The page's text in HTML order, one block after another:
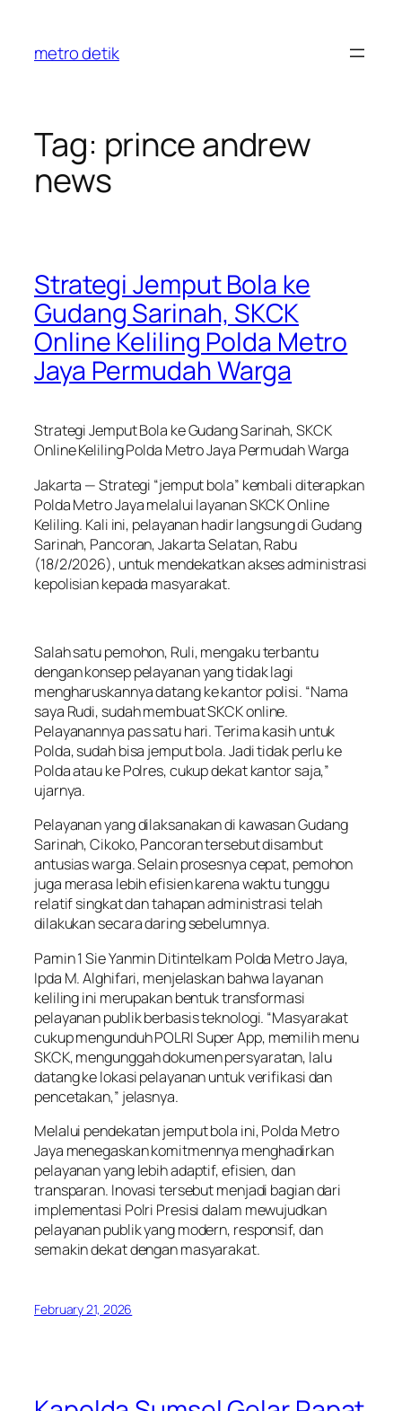
content
metro detik
Tag: prince andrew
news
Strategi Jemput Bola ke
Gudang Sarinah, SKCK
Online Keliling Polda Metro
Jaya Permudah Warga
Strategi Jemput Bola ke Gudang Sarinah, SKCK
Online Keliling Polda Metro Jaya Permudah Warga
Jakarta — Strategi “jemput bola” kembali diterapkan
Polda Metro Jaya melalui layanan SKCK Online
Keliling. Kali ini, pelayanan hadir langsung di Gudang
Sarinah, Pancoran, Jakarta Selatan, Rabu
(18/2/2026), untuk mendekatkan akses administrasi
kepolisian kepada masyarakat.
Salah satu pemohon, Ruli, mengaku terbantu
dengan konsep pelayanan yang tidak lagi
mengharuskannya datang ke kantor polisi. “Nama
saya Rudi, sudah membuat SKCK online.
Pelayanannya pas satu hari. Terima kasih untuk
Polda, sudah bisa jemput bola. Jadi tidak perlu ke
Polda atau ke Polres, cukup dekat kantor saja,”
ujarnya.
Pelayanan yang dilaksanakan di kawasan Gudang
Sarinah, Cikoko, Pancoran tersebut disambut
antusias warga. Selain prosesnya cepat, pemohon
juga merasa lebih efisien karena waktu tunggu
relatif singkat dan tahapan administrasi telah
dilakukan secara daring sebelumnya.
Pamin 1 Sie Yanmin Ditintelkam Polda Metro Jaya,
Ipda M. Alghifari, menjelaskan bahwa layanan
keliling ini merupakan bentuk transformasi
pelayanan publik berbasis teknologi. “Masyarakat
cukup mengunduh POLRI Super App, memilih menu
SKCK, mengunggah dokumen persyaratan, lalu
datang ke lokasi pelayanan untuk verifikasi dan
pencetakan,” jelasnya.
Melalui pendekatan jemput bola ini, Polda Metro
Jaya menegaskan komitmennya menghadirkan
pelayanan yang lebih adaptif, efisien, dan
transparan. Inovasi tersebut menjadi bagian dari
implementasi Polri Presisi dalam mewujudkan
pelayanan publik yang modern, responsif, dan
semakin dekat dengan masyarakat.
February 21, 2026